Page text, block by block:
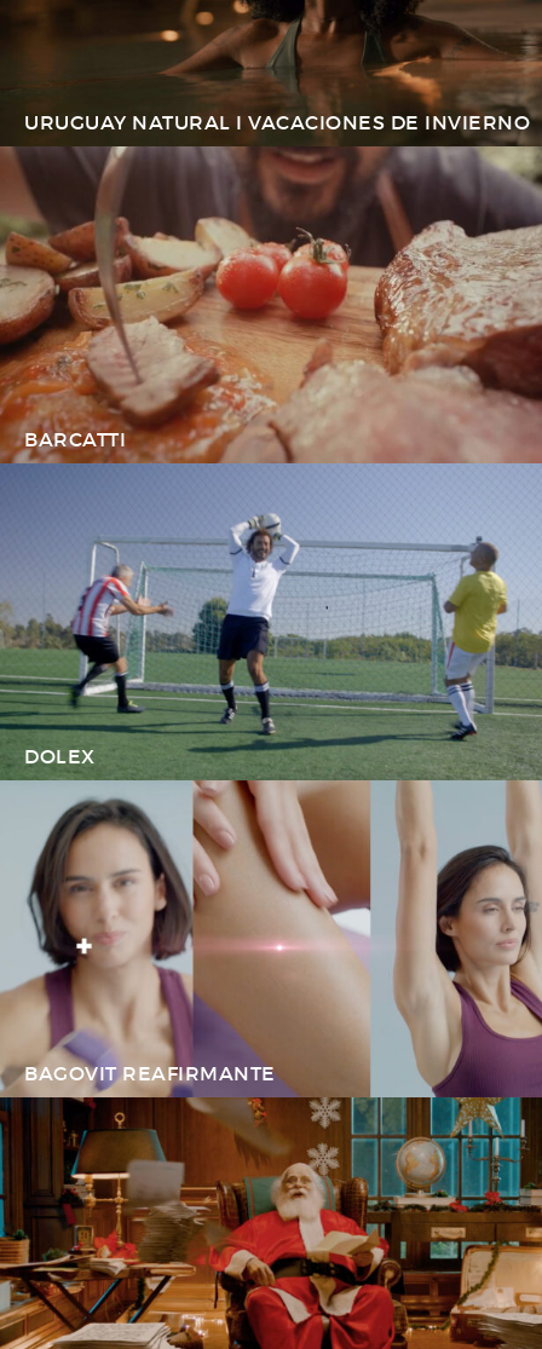
URUGUAY NATURAL I VACACIONES DE INVIERNO
BARCATTI
DOLEX
BAGOVIT REAFIRMANTE